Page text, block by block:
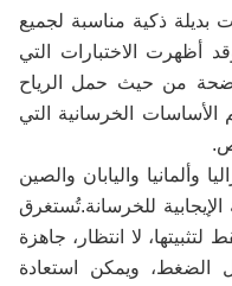
ذكية مناسبة لجميع
أظهرت الاختبارات التي
من حيث حمل الرياح
الخرسانية التي
وألمانيا واليابان والصين
للخرسانة.تُستغرق
لا انتظار، جاهزة
الضغط، ويمكن استعادة